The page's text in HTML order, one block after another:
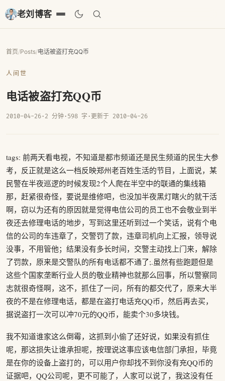
老刘博客
首页/Posts/电话被盗打充QQ币
人间世
电话被盗打充QQ币
2010-04-26· 2 分钟· 598 字 · 更新于 2010-04-26
tags: 前两天看电视，不知道是都市频道还是民生频道的民生大参
考，反正就是这么一档反映郑州老百姓生活的节目，上面说，某
民警在半夜巡逻的时候发现2个人爬在半空中的联通的集线箱
那，赶紧很奇怪，要说是维修吧，也没加半夜黑灯瞎火的就干活
啊，窃以为还有的原因就是觉得电信公司的员工也不会敬业到半
夜还去修理电话的地步，写到这里还听到过一个笑话，说有个电
信的公司的车违章了，交警罚了款，违章司机向上汇报，领导说
没事，不用管他；结果没有多长时间，交警主动找上门来，解除
了罚款，原来是交警队的所有电话都不通了;.虽然有些跑题但是
这些个国家垄断行业人员的敬业精神也就那么回事，所以警察同
志就很奇怪啊，这不，抓住了一问，所有的都交代了，原来大半
夜的不是在修理电话，都是在盗打电话充QQ币，然后再去买，
据说盗打一次可以冲70元的QQ币，能卖个30多块钱。
我不知道谁家这么倒霉，这抓到小偷了还好说，如果没有抓住
呢，那这损失让谁承担呢，按理说这事应该电信部门承担，毕竟
是在你的设备上盗打的，可以用户你却找不到你没有充QQ币的
证据吧，QQ公司呢，更不可能了，人家可以说了，我这没有任